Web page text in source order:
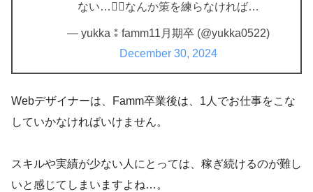
ない…😮‍💨なんか策を練らなければ…
— yukka⁑famm11月期卒 (@yukka0522)
December 30, 2024
Webデザイナーは、Famm卒業後は、1人でお仕事をこな
していかなければいけません。
スキルや実績が少ない人にとっては、稼ぎ続けるのが難し
いと感じてしまいますよね…。